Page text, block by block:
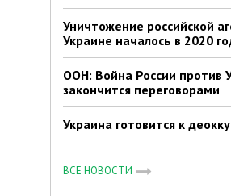
Уничтожение российской
Украине началось в 2020
ООН: Война России против
закончится переговорами
Украина готовится к
ВСЕ НОВОСТИ